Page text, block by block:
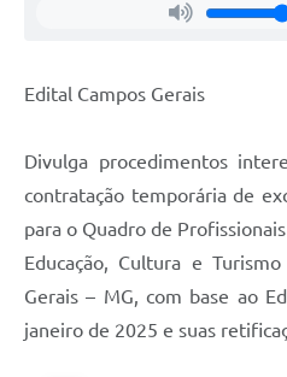
Edital Campos Gerais
Divulga procedimentos
contratação temporária de
para o Quadro de
Educação, Cultura e
Gerais – MG, com base ao
janeiro de 2025 e suas